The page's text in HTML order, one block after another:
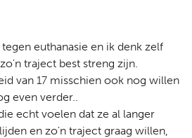
euthanasie en ik denk zelf
traject best streng zijn.
van 17 misschien ook nog willen
even verder..
echt voelen dat ze al langer
en zo'n traject graag willen,